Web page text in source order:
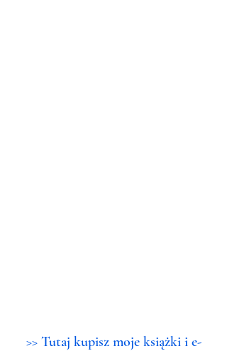
>> Tutaj kupisz moje książki i e-